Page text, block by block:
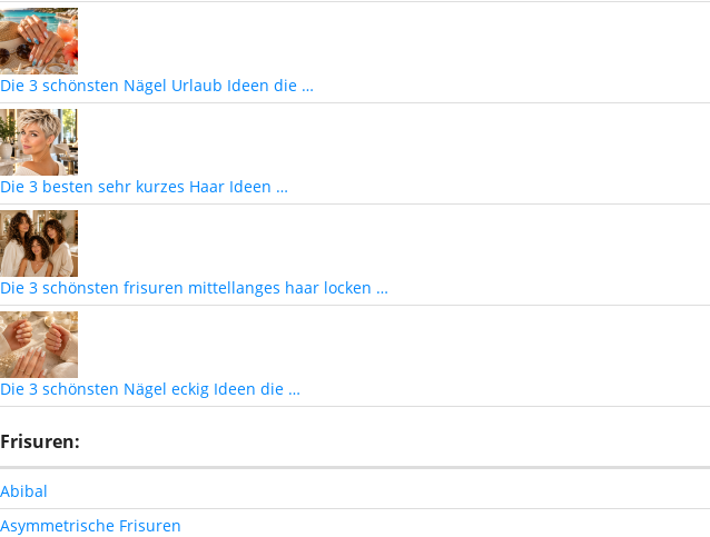
Die 3 schönsten Nägel Urlaub Ideen die …
Die 3 besten sehr kurzes Haar Ideen …
Die 3 schönsten frisuren mittellanges haar locken …
Die 3 schönsten Nägel eckig Ideen die …
Frisuren:
Abibal
Asymmetrische Frisuren